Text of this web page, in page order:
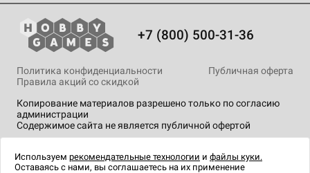
+7 (800) 500-31-36
Копирование материалов разрешено только по согласию
администрации
Содержимое сайта не является публичной офертой
Политика конфиденциальности
Публичная оферта
Правила акций со скидкой
технологии.
Используем рекомендательные технологии и файлы куки.
Оставаясь с нами, вы соглашаетесь на их применение